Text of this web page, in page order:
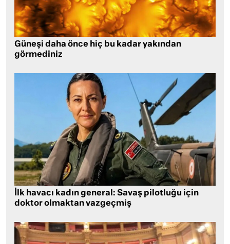
Güneşi daha önce hiç bu kadar yakından
görmediniz
İlk havacı kadın general: Savaş pilotluğu için
doktor olmaktan vazgeçmiş